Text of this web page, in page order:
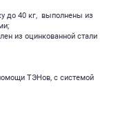
до 40 кг, выполнены из
из оцинкованной стали
ТЭНов, с системой